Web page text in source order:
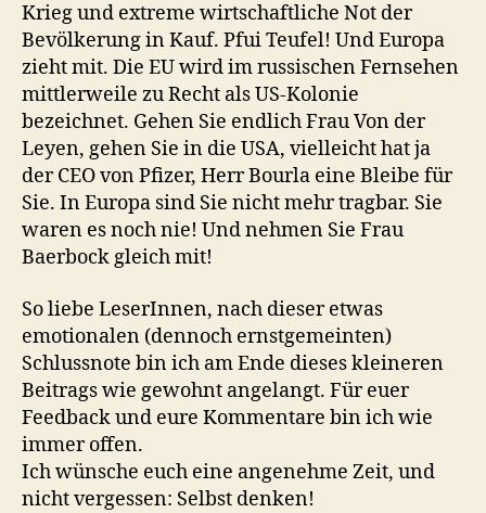
Krieg und extreme wirtschaftliche Not der
Bevölkerung in Kauf. Pfui Teufel! Und Europa
zieht mit. Die EU wird im russischen Fernsehen
mittlerweile zu Recht als US-Kolonie
bezeichnet. Gehen Sie endlich Frau Von der
Leyen, gehen Sie in die USA, vielleicht hat ja
der CEO von Pfizer, Herr Bourla eine Bleibe für
Sie. In Europa sind Sie nicht mehr tragbar. Sie
waren es noch nie! Und nehmen Sie Frau
Baerbock gleich mit!
So liebe LeserInnen, nach dieser etwas
emotionalen (dennoch ernstgemeinten)
Schlussnote bin ich am Ende dieses kleineren
Beitrags wie gewohnt angelangt. Für euer
Feedback und eure Kommentare bin ich wie
immer offen.
Ich wünsche euch eine angenehme Zeit, und
nicht vergessen: Selbst denken!